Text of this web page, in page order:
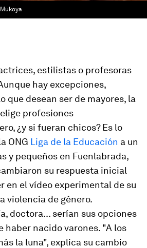
estilistas o profesoras
hay excepciones,
que desean ser de mayores, la
profesiones
¿y si fueran chicos? Es lo
ONG Liga de la Educación a un
y pequeños en Fuenlabrada,
su respuesta inicial
en el vídeo experimental de su
violencia de género.
doctora... serían sus opciones
haber nacido varones. "A los
la luna", explica su cambio